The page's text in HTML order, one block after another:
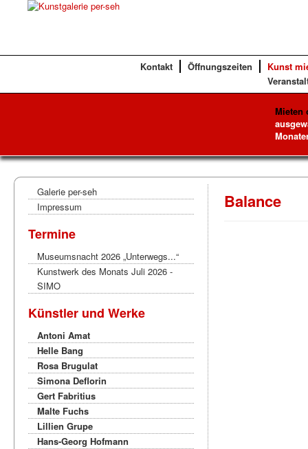
Kontakt Öffnungszeiten
Kunst
Mieten
Galerie per-seh
Impressum
Termine
Museumsnacht 2026 „Unterwegs...“
Kunstwerk des Monats Juli 2026 -
SIMO
Künstler und Werke
Antoni Amat
Helle Bang
Rosa Brugulat
Simona Deflorin
Gert Fabritius
Malte Fuchs
Lillien Grupe
Hans-Georg Hofmann
Balance